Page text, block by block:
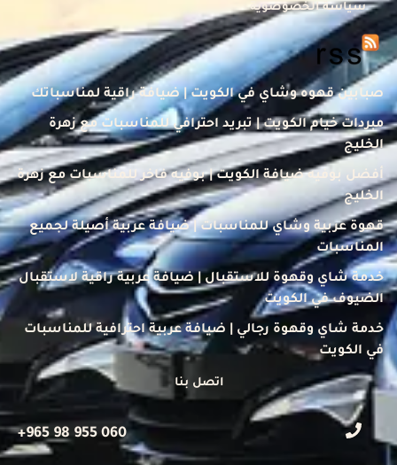
سياسة الخصوصوية
صبابين قهوه وشاي في الكويت | ضيافة راقية لمناسباتك
مبردات خيام الكويت | تبريد احترافي للمناسبات مع زهرة
الخليج
أفضل بوفيه ضيافة الكويت | بوفيه فاخر للمناسبات مع زهرة
الخليج
قهوة عربية وشاي للمناسبات | ضيافة عربية أصيلة لجميع
المناسبات
خدمة شاي وقهوة للاستقبال | ضيافة عربية راقية لاستقبال
الضيوف في الكويت
خدمة شاي وقهوة رجالي | ضيافة عربية احترافية للمناسبات
في الكويت
اتصل بنا
+965 98 955 060